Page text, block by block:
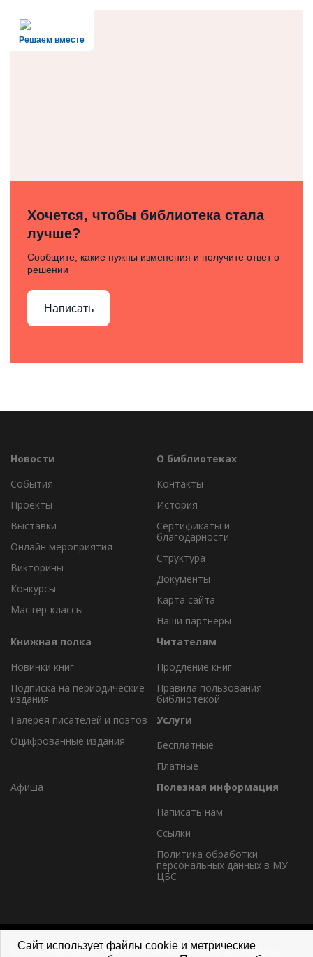
Решаем вместе
Хочется, чтобы библиотека стала
лучше?
Сообщите, какие нужны изменения и получите ответ о
решении
Написать
Новости
События
Проекты
Выставки
Онлайн мероприятия
Викторины
Конкурсы
Мастер-классы
О библиотеках
Контакты
История
Сертификаты и
благодарности
Структура
Документы
Карта сайта
Наши партнеры
Книжная полка
Новинки книг
Подписка на периодические
издания
Галерея писателей и поэтов
Оцифрованные издания
Читателям
Продление книг
Правила пользования
библиотекой
Услуги
Бесплатные
Платные
Афиша
Полезная информация
Написать нам
Ссылки
Политика обработки
персональных данных в МУ
ЦБС
Централизованная библиотечная система городского округа
Сайт использует файлы cookie и метрические